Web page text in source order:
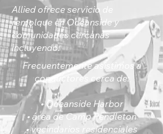
Allied ofrece servicio de
remolque en Oceanside y
comunidades cercanas
incluyendo:
Frecuentemente asistimos a
conductores cerca de:
• Oceanside Harbor
• área de Camp Pendleton
• vecindarios residenciales